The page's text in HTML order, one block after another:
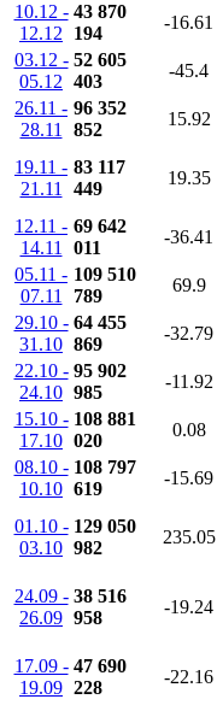
10.12 -
12.12
43 870
194
-16.61
03.12 -
05.12
52 605
403
-45.4
26.11 -
28.11
96 352
852
15.92
19.11 -
21.11
83 117
449
19.35
12.11 -
14.11
69 642
011
-36.41
05.11 -
07.11
109 510
789
69.9
29.10 -
31.10
64 455
869
-32.79
22.10 -
24.10
95 902
985
-11.92
15.10 -
17.10
108 881
020
0.08
08.10 -
10.10
108 797
619
-15.69
01.10 -
03.10
129 050
982
235.05
24.09 -
26.09
38 516
958
-19.24
17.09 -
19.09
47 690
228
-22.16